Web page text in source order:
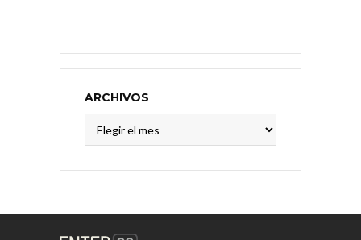
ARCHIVOS